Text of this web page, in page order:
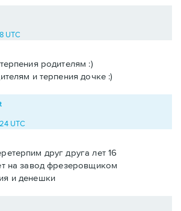
UTC
родителям :)
и терпения дочке :)
UTC
друг друга лет 16
на завод фрезеровщиком
и денешки